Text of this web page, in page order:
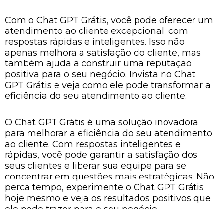
Com o Chat GPT Grátis, você pode oferecer um
atendimento ao cliente excepcional, com
respostas rápidas e inteligentes. Isso não
apenas melhora a satisfação do cliente, mas
também ajuda a construir uma reputação
positiva para o seu negócio. Invista no Chat
GPT Grátis e veja como ele pode transformar a
eficiência do seu atendimento ao cliente.
O Chat GPT Grátis é uma solução inovadora
para melhorar a eficiência do seu atendimento
ao cliente. Com respostas inteligentes e
rápidas, você pode garantir a satisfação dos
seus clientes e liberar sua equipe para se
concentrar em questões mais estratégicas. Não
perca tempo, experimente o Chat GPT Grátis
hoje mesmo e veja os resultados positivos que